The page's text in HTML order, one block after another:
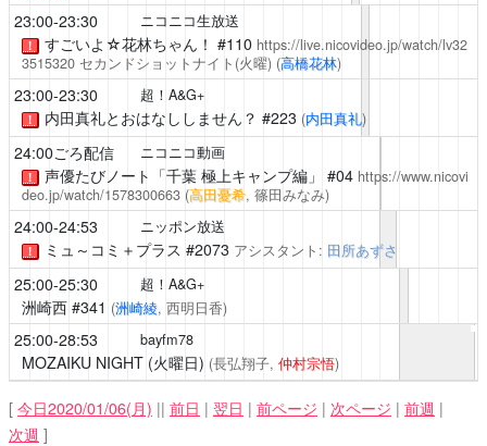
23:00-23:30 ニコニコ生放送
！ すごいよ☆花林ちゃん！ #110 https://live.nicovideo.jp/watch/lv32
3515320セカンドショットナイト(火曜) (高橋花林)
23:00-23:30 超！A&G+
！ 内田真礼とおはなししません？ #223 (内田真礼)
24:00ごろ配信 ニコニコ動画
！ 声優たびノート「千葉 極上キャンプ編」 #04 https://www.nicovi
deo.jp/watch/1578300663 (高田憂希, 篠田みなみ)
24:00-24:53 ニッポン放送
！ ミュ～コミ＋プラス #2073 アシスタント: 田所あずさ
25:00-25:30 超！A&G+
洲崎西#341 (洲崎綾, 西明日香)
25:00-28:53 bayfm78
MOZAIKU NIGHT (火曜日) (長弘翔子, 仲村宗悟)
[ 今日2020/01/06(月) || 前日 | 翌日 | 前ページ | 次ページ | 前週 |
次週 ]